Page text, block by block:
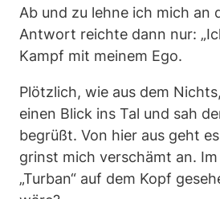
Ab und zu lehne ich mich an
Antwort reichte dann nur:
Kampf mit meinem Ego.
Plötzlich, wie aus dem
einen Blick ins Tal und sah
begrüßt. Von hier aus geht
grinst mich verschämt an.
„Turban“ auf dem Kopf